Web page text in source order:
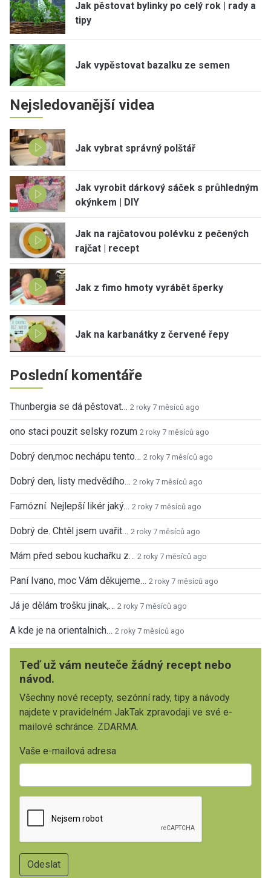
Jak pěstovat bylinky po celý rok | rady a
tipy
Jak vypěstovat bazalku ze semen
Nejsledovanější videa
Jak vybrat správný polštář
Jak vyrobit dárkový sáček s průhledným
okýnkem | DIY
Jak na rajčatovou polévku z pečených
rajčat | recept
Jak z fimo hmoty vyrábět šperky
Jak na karbanátky z červené řepy
Poslední komentáře
Thunbergia se dá pěstovat… 2 roky 7 měsíců ago
ono staci pouzit selsky rozum 2 roky 7 měsíců ago
Dobrý den,moc nechápu tento… 2 roky 7 měsíců ago
Dobrý den, listy medvědího… 2 roky 7 měsíců ago
Famózní. Nejlepší likér jaký… 2 roky 7 měsíců ago
Dobrý de. Chtěl jsem uvařit… 2 roky 7 měsíců ago
Mám před sebou kuchařku z… 2 roky 7 měsíců ago
Paní Ivano, moc Vám děkujeme… 2 roky 7 měsíců ago
Já je dělám trošku jinak,… 2 roky 7 měsíců ago
A kde je na orientalnich… 2 roky 7 měsíců ago
Teď už vám neuteče žádný recept nebo
návod.
Všechny nové recepty, sezónní rady, tipy a návody
najdete v pravidelném JakTak zpravodaji ve své e-
mailové schránce. ZDARMA.
Vaše e-mailová adresa